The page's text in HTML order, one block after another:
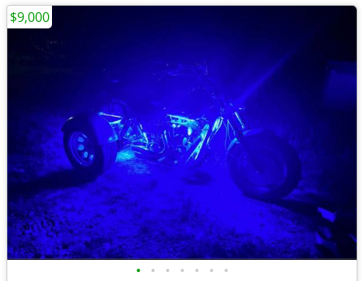
• • • • • • •
$9,000